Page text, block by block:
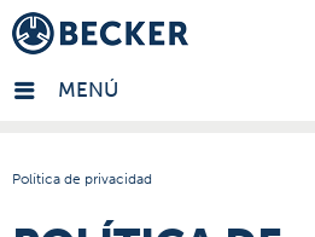
MENÚ
Política de privacidad
- ES